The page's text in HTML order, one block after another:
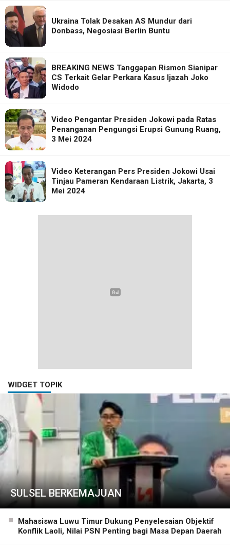
Ukraina Tolak Desakan AS Mundur dari
Donbass, Negosiasi Berlin Buntu
BREAKING NEWS Tanggapan Rismon Sianipar
CS Terkait Gelar Perkara Kasus Ijazah Joko
Widodo
Video Pengantar Presiden Jokowi pada Ratas
Penanganan Pengungsi Erupsi Gunung Ruang,
3 Mei 2024
Video Keterangan Pers Presiden Jokowi Usai
Tinjau Pameran Kendaraan Listrik, Jakarta, 3
Mei 2024
WIDGET TOPIK
SULSEL BERKEMAJUAN
Mahasiswa Luwu Timur Dukung Penyelesaian Objektif
Konflik Laoli, Nilai PSN Penting bagi Masa Depan Daerah